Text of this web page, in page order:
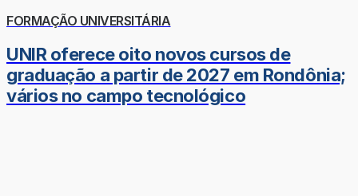
FORMAÇÃO UNIVERSITÁRIA
UNIR oferece oito novos cursos de
graduação a partir de 2027 em Rondônia;
vários no campo tecnológico